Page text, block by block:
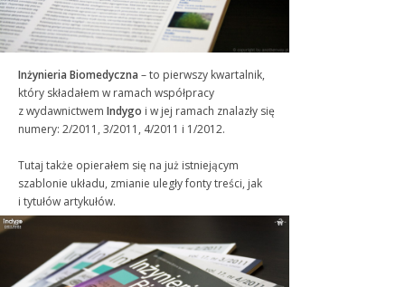
Inżynieria Biomedyczna – to pierwszy kwartalnik,
który składałem w ramach współpracy
z wydawnictwem Indygo i w jej ramach znalazły się
numery: 2/2011, 3/2011, 4/2011 i 1/2012.
Tutaj także opierałem się na już istniejącym
szablonie układu, zmianie uległy fonty treści, jak
i tytułów artykułów.